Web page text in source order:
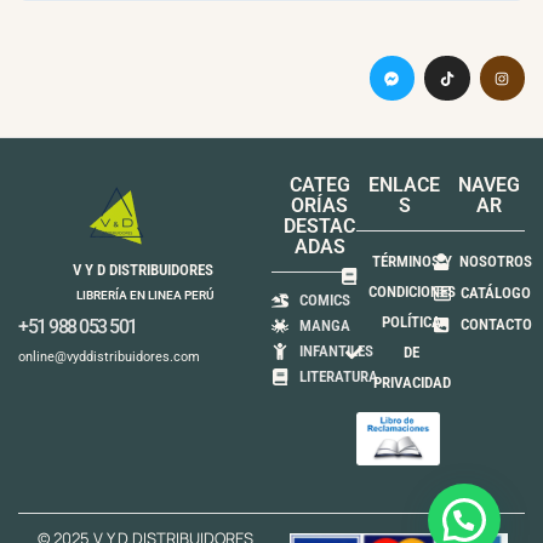
V Y D DISTRIBUIDORES
LIBRERÍA EN LINEA PERÚ
+51 988 053 501
online@vyddistribuidores.com
CATEG
ORÍAS
DESTAC
ADAS
COMICS
MANGA
INFANTILES
LITERATURA
ENLACE
S
TÉRMINOS Y
CONDICIONES
POLÍTICA
DE
PRIVACIDAD
NAVEG
AR
NOSOTROS
CATÁLOGO
CONTACTO
© 2025 V Y D DISTRIBUIDORES